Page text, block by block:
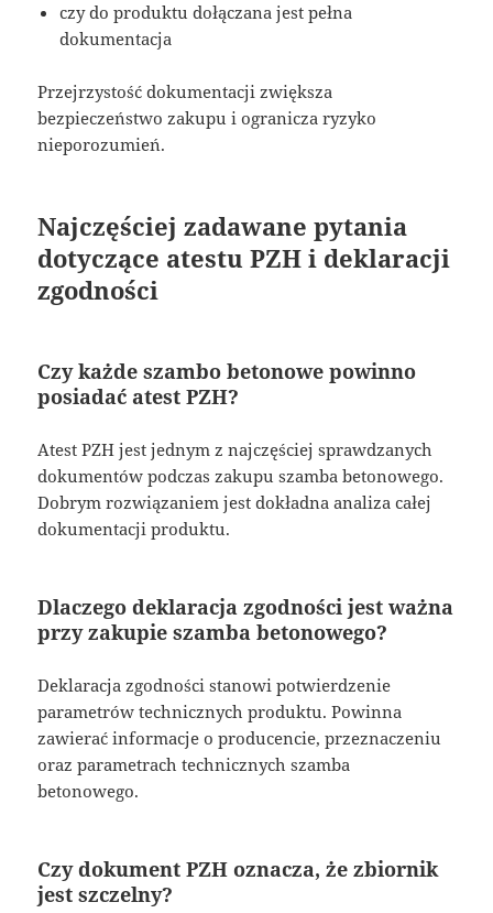
czy do produktu dołączana jest pełna
dokumentacja
Przejrzystość dokumentacji zwiększa
bezpieczeństwo zakupu i ogranicza ryzyko
nieporozumień.
Najczęściej zadawane pytania
dotyczące atestu PZH i deklaracji
zgodności
Czy każde szambo betonowe powinno
posiadać atest PZH?
Atest PZH jest jednym z najczęściej sprawdzanych
dokumentów podczas zakupu szamba betonowego.
Dobrym rozwiązaniem jest dokładna analiza całej
dokumentacji produktu.
Dlaczego deklaracja zgodności jest ważna
przy zakupie szamba betonowego?
Deklaracja zgodności stanowi potwierdzenie
parametrów technicznych produktu. Powinna
zawierać informacje o producencie, przeznaczeniu
oraz parametrach technicznych szamba
betonowego.
Czy dokument PZH oznacza, że zbiornik
jest szczelny?